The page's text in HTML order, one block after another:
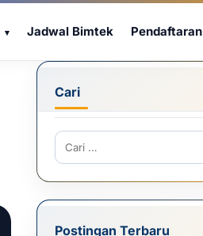
Jadwal Bimtek Pendaftaran
Cari
Cari untuk:
Postingan Terbaru